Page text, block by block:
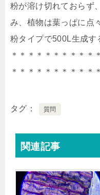
粉が溶け切れておらず
み、植物は葉っぱに点
粉タイプで500L生成す
＊＊＊＊＊＊＊＊＊＊
＊＊＊＊＊＊＊＊＊＊
タグ 質問
関連記事